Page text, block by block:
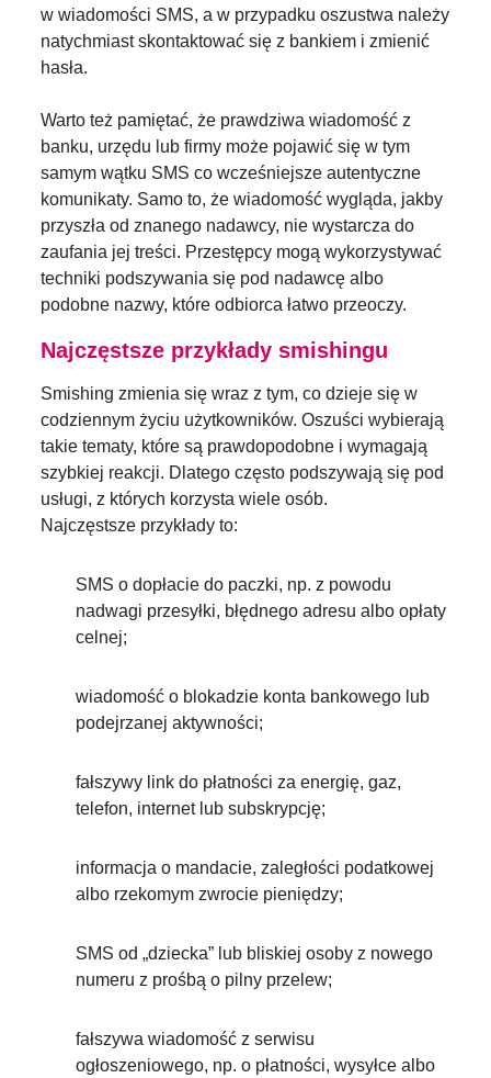
w wiadomości SMS, a w przypadku oszustwa należy
natychmiast skontaktować się z bankiem i zmienić
hasła.
Warto też pamiętać, że prawdziwa wiadomość z
banku, urzędu lub firmy może pojawić się w tym
samym wątku SMS co wcześniejsze autentyczne
komunikaty. Samo to, że wiadomość wygląda, jakby
przyszła od znanego nadawcy, nie wystarcza do
zaufania jej treści. Przestępcy mogą wykorzystywać
techniki podszywania się pod nadawcę albo
podobne nazwy, które odbiorca łatwo przeoczy.
Najczęstsze przykłady smishingu
Smishing zmienia się wraz z tym, co dzieje się w
codziennym życiu użytkowników. Oszuści wybierają
takie tematy, które są prawdopodobne i wymagają
szybkiej reakcji. Dlatego często podszywają się pod
usługi, z których korzysta wiele osób.
Najczęstsze przykłady to:
SMS o dopłacie do paczki, np. z powodu
nadwagi przesyłki, błędnego adresu albo opłaty
celnej;
wiadomość o blokadzie konta bankowego lub
podejrzanej aktywności;
fałszywy link do płatności za energię, gaz,
telefon, internet lub subskrypcję;
informacja o mandacie, zaległości podatkowej
albo rzekomym zwrocie pieniędzy;
SMS od „dziecka” lub bliskiej osoby z nowego
numeru z prośbą o pilny przelew;
fałszywa wiadomość z serwisu
ogłoszeniowego, np. o płatności, wysyłce albo